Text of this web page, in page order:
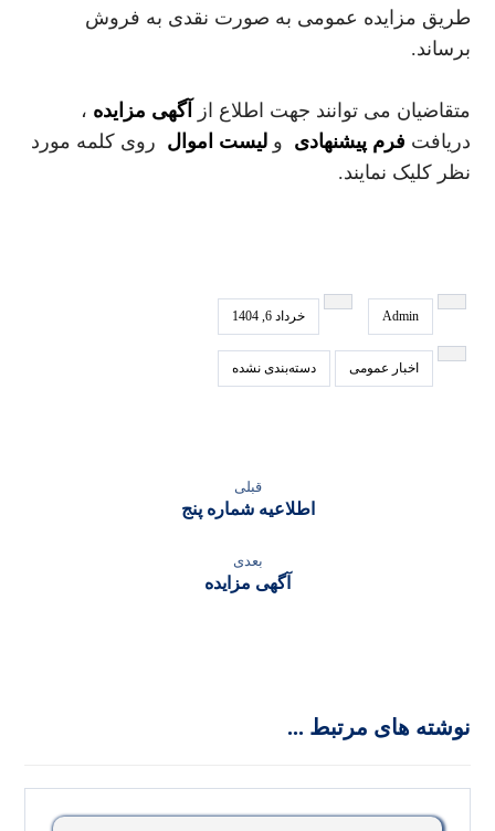
طریق مزایده عمومی به صورت نقدی به فروش
برساند.
متقاضیان می توانند جهت اطلاع از آگهی مزایده ،
دریافت فرم پیشنهادی ولیست اموال روی کلمه مورد
نظر کلیک نمایند.
Admin خرداد 6, 1404
اخبار عمومی دسته‌بندی نشده
قبلی
اطلاعیه شماره پنج
بعدی
آگهی مزایده
نوشته های مرتبط ...